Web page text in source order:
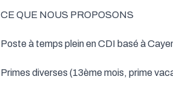
CE QUE NOUS PROPOSONS
Poste à temps plein en CDI basé à
Primes diverses (13ème mois, prime